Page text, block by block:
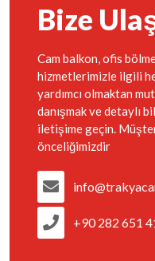
Bize
Cam balkon, ofis
hizmetlerimizle ilgili
yardımcı olmaktan
danışmak ve detaylı
iletişime geçin.
önceliğimizdir
+90 282 651